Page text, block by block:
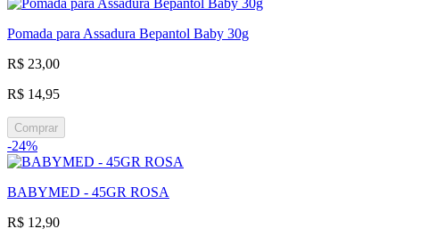
Pomada para Assadura Bepantol Baby 30g
R$ 23,00
R$ 14,95
Comprar
-24%
BABYMED - 45GR ROSA
R$ 12,90